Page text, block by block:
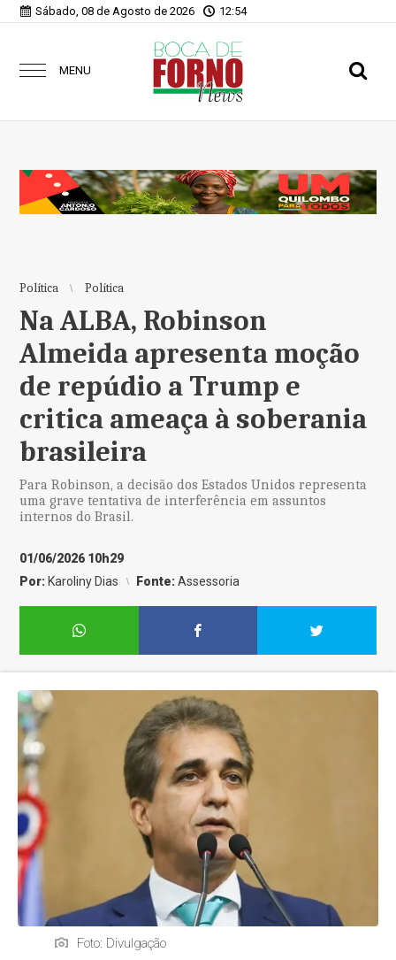
Sábado, 08 de Agosto de 2026 12:54
MENU
Política Política
Na ALBA, Robinson
Almeida apresenta moção
de repúdio a Trump e
critica ameaça à soberania
brasileira
Para Robinson, a decisão dos Estados Unidos representa
uma grave tentativa de interferência em assuntos
internos do Brasil.
01/06/2026 10h29
Por: Karoliny Dias Fonte:Assessoria
Foto: Divulgação